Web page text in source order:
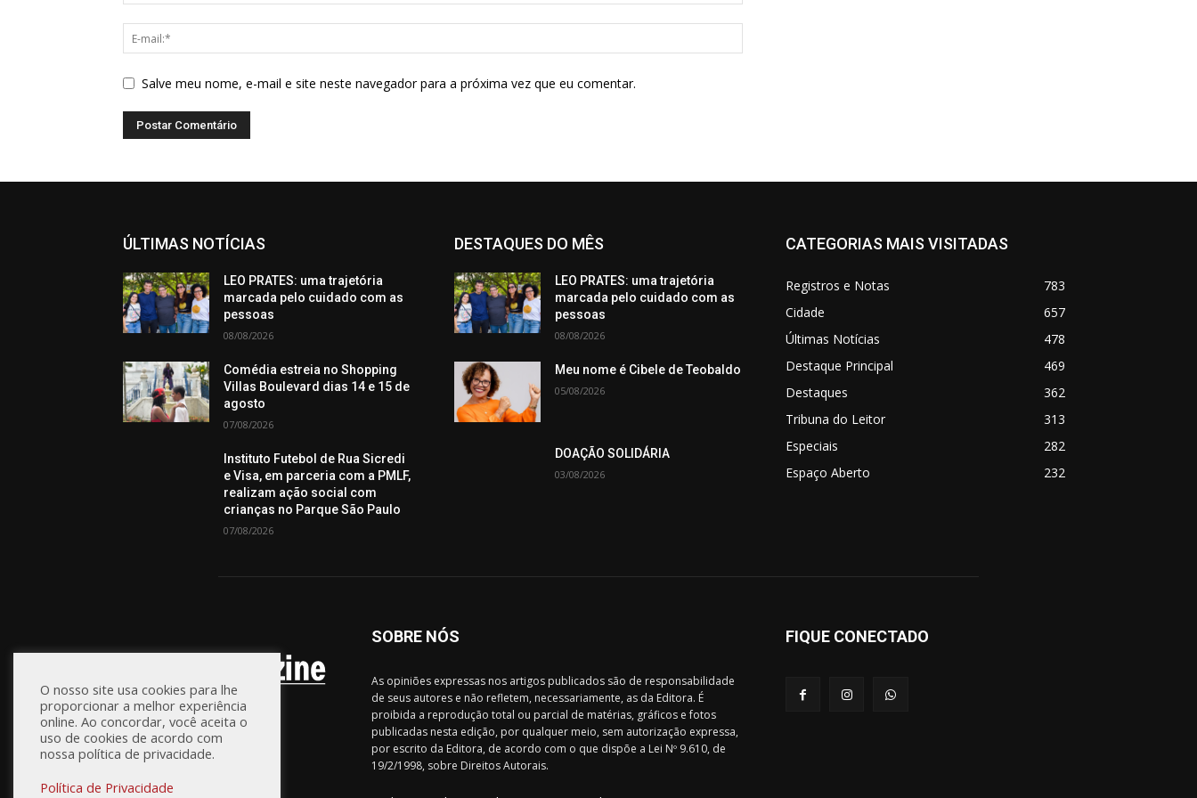
Salve meu nome, e-mail e site neste navegador para a próxima vez que eu comentar.
ÚLTIMAS NOTÍCIAS
LEO PRATES: uma trajetória
marcada pelo cuidado com as
pessoas
08/08/2026
Comédia estreia no Shopping
Villas Boulevard dias 14 e 15 de
agosto
07/08/2026
Instituto Futebol de Rua Sicredi
e Visa, em parceria com a PMLF,
realizam ação social com
crianças no Parque São Paulo
07/08/2026
DESTAQUES DO MÊS
LEO PRATES: uma trajetória
marcada pelo cuidado com as
pessoas
08/08/2026
Meu nome é Cibele de Teobaldo
05/08/2026
DOAÇÃO SOLIDÁRIA
03/08/2026
CATEGORIAS MAIS VISITADAS
Registros e Notas
783
Cidade
657
Últimas Notícias
478
Destaque Principal
469
Destaques
362
Tribuna do Leitor
313
Especiais
282
Espaço Aberto
232
SOBRE NÓS
As opiniões expressas nos artigos publicados são de responsabilidade
de seus autores e não refletem, necessariamente, as da Editora. É
proibida a reprodução total ou parcial de matérias, gráficos e fotos
publicadas nesta edição, por qualquer meio, sem autorização expressa,
por escrito da Editora, de acordo com o que dispõe a Lei Nº 9.610, de
19/2/1998, sobre Direitos Autorais.
FIQUE CONECTADO
O nosso site usa cookies para lhe
proporcionar a melhor experiência
online. Ao concordar, você aceita o
uso de cookies de acordo com
nossa política de privacidade.
Política de Privacidade